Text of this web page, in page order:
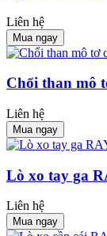
Liên hệ
Mua ngay
Chổi than mô
Liên hệ
Mua ngay
Lò xo tay ga
Liên hệ
Mua ngay